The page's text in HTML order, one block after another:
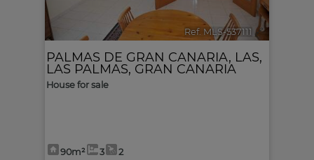
Ref. MLS-537111 🔗
PALMAS DE GRAN CANARIA, LAS,
LAS PALMAS, GRAN CANARIA
House for sale
90m² 3 2